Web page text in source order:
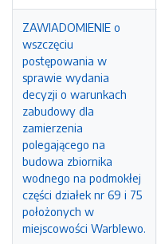
ZAWIADOMIENIE o
wszczęciu
postępowania w
sprawie wydania
decyzji o warunkach
zabudowy dla
zamierzenia
polegającego na
budowa zbiornika
wodnego na podmokłej
części działek nr 69 i 75
położonych w
miejscowości Warblewo.